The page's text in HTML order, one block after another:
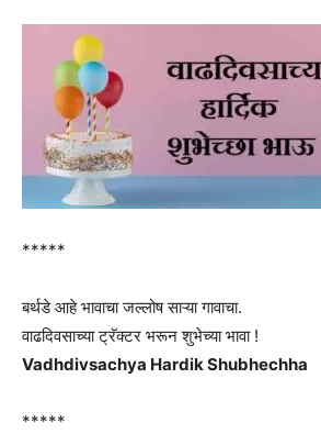
*****
बर्थडे आहे भावाचा जल्लोष साऱ्या गावाचा.
वाढदिवसाच्या ट्रॅक्टर भरून शुभेच्या भावा !
Vadhdivsachya Hardik Shubhechha
*****